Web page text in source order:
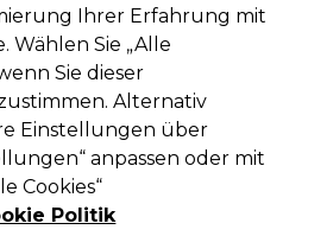
Repair Hair
Ihrer Erfahrung mit
Wählen Sie „Alle
Sie dieser
Alternativ
Einstellungen über
anpassen oder mit
Cookies“
Politik